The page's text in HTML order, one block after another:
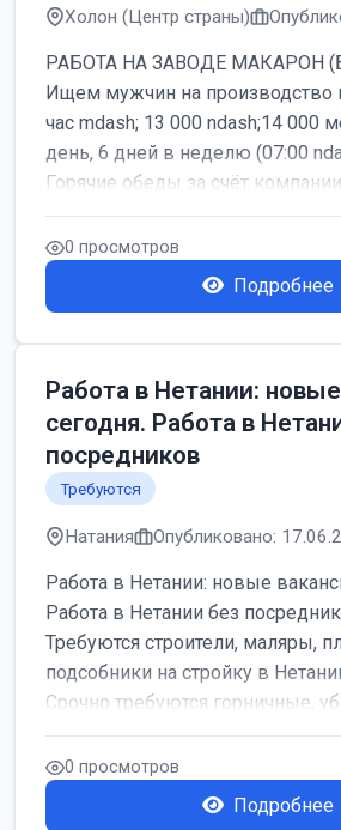
Холон (Центр страны)
РАБОТА НА ЗАВОДЕ МАКАРОН
Ищем мужчин на производство
час mdash; 13 000 ndash;14 000
день, 6 дней в неделю (07:00
Горячие обеды за счёт компании
0 просмотров
Подробнее
Работа в Нетании:
сегодня. Работа в
посредников
Требуются
Натания Опубликовано:
Работа в Нетании: новые
Работа в Нетании без
Требуются строители, маляры,
подсобники на стройку в
Срочно требуются горничные,
0 просмотров
Подробнее